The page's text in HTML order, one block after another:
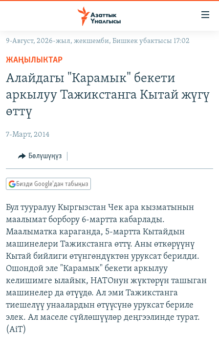
Навигацияга
өтүңүз
Издөөгө
салыңыз
МАДАНИЯТ
ДҮЙНӨ
УКРАИНА
ТВ ПРОГРАММАЛАР
БҮГҮН АЗАТТЫКТА
ДАНИСТЕ
АЗАТТЫК+
ЫҢГАЙСЫЗ СУРООЛОР
ПОДКАСТ
ОНЛАЙН ШЕРИНЕ
ЭЕ/АРнун бардык сайттары
9-Август, 2026-жыл, жекшемби, Бишкек убактысы 17:02
ЖАҢЫЛЫКТАР
Алайдагы "Карамык" бекети
аркылуу Тажикстанга Кытай жүгү
өттү
7-Март, 2014
Бөлүшүңүз
Бизди Google'дан табыңыз
Бул тууралуу Кыргызстан Чек ара кызматынын
маалымат борбору 6-мартта кабарлады.
Маалыматка караганда, 5-мартта Кытайдын
машинелери Тажикстанга өттү. Аны өткөрүүнү
Кытай бийлиги өтүнгөндүктөн уруксат берилди.
Ошондой эле "Карамык" бекети аркылуу
келишимге ылайык, НАТОнун жүктөрүн ташыган
машинелер да өтүүдө. Ал эми Тажикстанга
тиешелүү унаалардын өтүүсүнө уруксат бериле
элек. Ал маселе сүйлөшүүлөр деңгээлинде турат.
(AiT)